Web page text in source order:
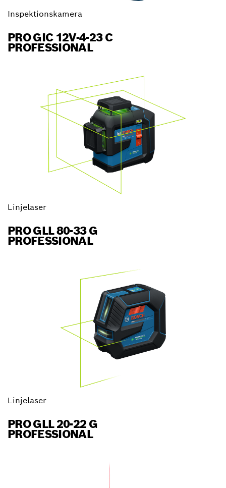
Inspektionskamera
PRO GIC 12V-4-23 C
PROFESSIONAL
Linjelaser
PRO GLL 80-33 G
PROFESSIONAL
Linjelaser
PRO GLL 20-22 G
PROFESSIONAL